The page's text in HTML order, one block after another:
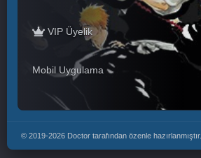
VIP Üyelik
Mobil Uygulama
© 2019-2026 Doctor tarafından özenle hazırlanmıştır.